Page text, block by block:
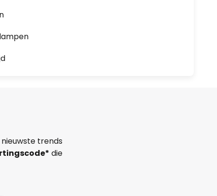
trends
die